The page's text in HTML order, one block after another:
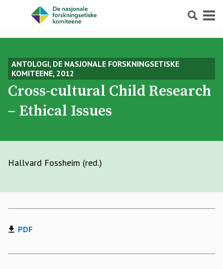
Søk Meny
ANTOLOGI, DE NASJONALE FORSKNINGSETISKE
KOMITEENE, 2012
Cross-cultural Child Research
– Ethical Issues
Hallvard Fossheim (red.)
PDF